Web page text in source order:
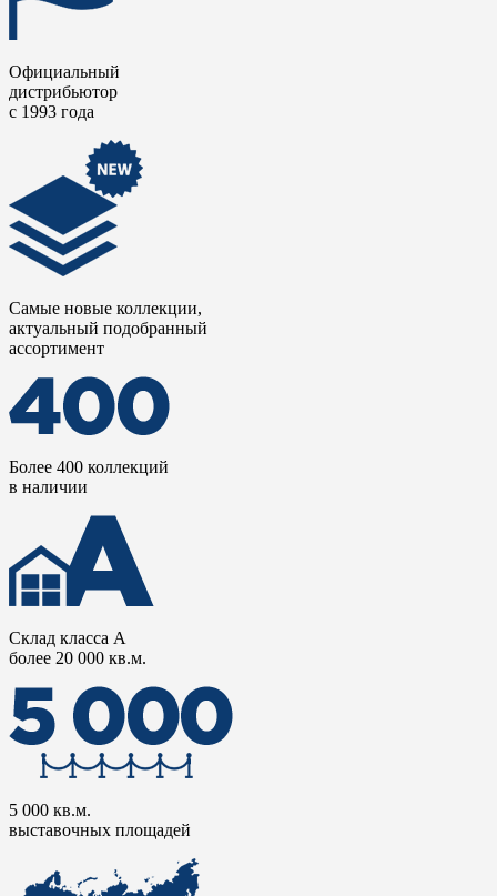
включая популярные длинные доски, которые
укладываются со смещением, имитируя паркетную
Официальный
дистрибьютор
с 1993 года
Самые новые коллекции,
актуальный подобранный
ассортимент
Более 400 коллекций
в наличии
Склад класса А
более 20 000 кв.м.
5 000 кв.м.
выставочных площадей